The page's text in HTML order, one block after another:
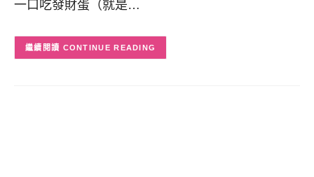
一口吃發財蛋（就是…
CONTINUE READING